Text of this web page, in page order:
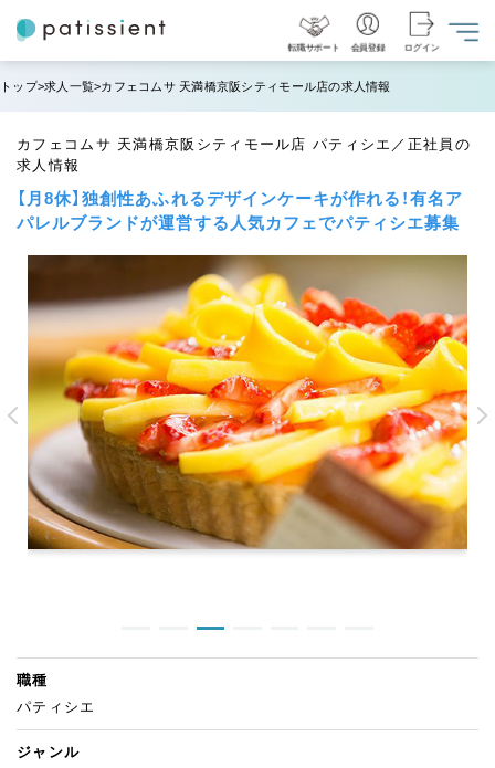
転職サポート 会員登録 ログイン
トップ 求人一覧 カフェコムサ 天満橋京阪シティモール店の求人情報
カフェコムサ 天満橋京阪シティモール店 パティシエ／正社員の
求人情報
【月8休】独創性あふれるデザインケーキが作れる！有名ア
パレルブランドが運営する人気カフェでパティシエ募集
職種
パティシエ
ジャンル